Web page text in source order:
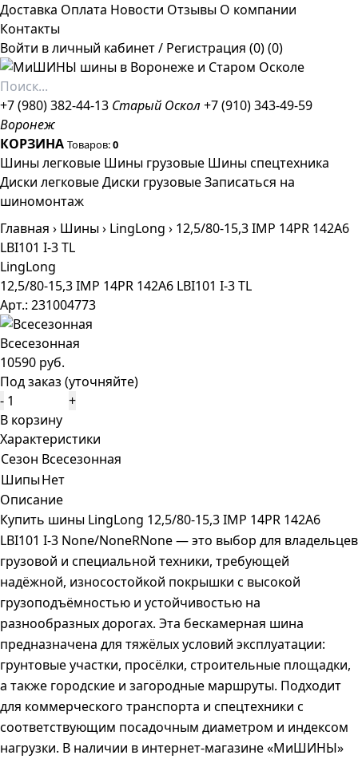
Доставка Оплата Новости Отзывы О компании
Контакты
Войти в личный кабинет/ Регистрация (0)(0)
+7 (980) 382-44-13 Старый Оскол +7 (910) 343-49-59
Воронеж
КОРЗИНА Товаров:0
Шины легковые Шины грузовые Шины спецтехника
Диски легковыеДиски грузовыеЗаписаться на
шиномонтаж
Главная › Шины› LingLong › 12,5/80-15,3 IMP 14PR 142A6
LBI101 I-3 TL
LingLong
12,5/80-15,3 IMP 14PR 142A6 LBI101 I-3 TL
Арт.: 231004773
Всесезонная
10590 руб.
Под заказ (уточняйте)
-
+
В корзину
Характеристики
Сезон Всесезонная
ШипыНет
Описание
Купить шины LingLong 12,5/80-15,3 IMP 14PR 142A6
LBI101 I-3 None/NoneRNone — это выбор для владельцев
грузовой и специальной техники, требующей
надёжной, износостойкой покрышки с высокой
грузоподъёмностью и устойчивостью на
разнообразных дорогах. Эта бескамерная шина
предназначена для тяжёлых условий эксплуатации:
грунтовые участки, просёлки, строительные площадки,
а также городские и загородные маршруты. Подходит
для коммерческого транспорта и спецтехники с
соответствующим посадочным диаметром и индексом
нагрузки. В наличии в интернет-магазине «МиШИНЫ»